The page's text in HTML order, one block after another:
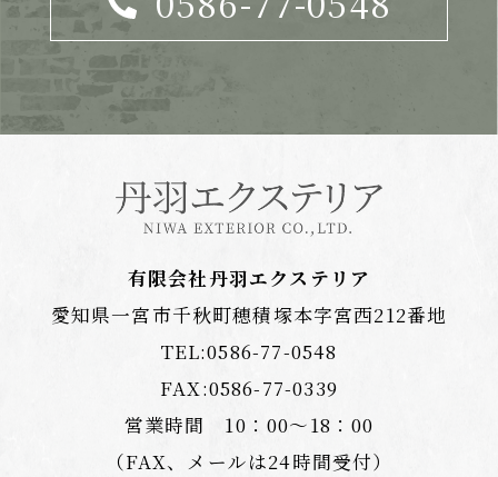
有限会社丹羽エクステリア
愛知県一宮市千秋町穂積塚本字宮西212番地
TEL:0586-77-0548
FAX:0586-77-0339
営業時間 10：00〜18：00
（FAX、メールは24時間受付）